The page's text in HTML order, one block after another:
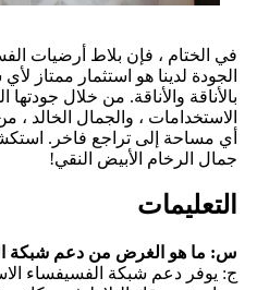
في الختام ، فإن بلاط أرضيات
الجودة لدينا هو استثمار ممتاز
بالأناقة والأناقة. من خلال جودتها
الاستخدامات ، والجمال الخالد
أي مساحة إلى تراجع فاخر.
جمال الرخام الأبيض النقي!
التعليمات
س: ما هو الغرض من دعم شبكة
ج: يوفر دعم شبكة الفسيفساء